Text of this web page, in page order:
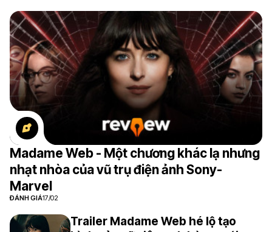
Madame Web - Một chương khác lạ nhưng
nhạt nhòa của vũ trụ điện ảnh Sony-
Marvel
ĐÁNH GIÁ17/02
Trailer Madame Web hé lộ tạo